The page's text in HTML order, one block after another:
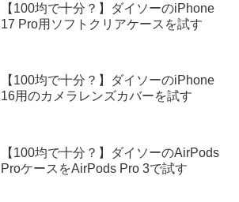
【100均で十分？】ダイソーのiPhone
17 Pro用ソフトクリアケースを試す
【100均で十分？】ダイソーのiPhone
16用のカメラレンズカバーを試す
【100均で十分？】ダイソーのAirPods
ProケースをAirPods Pro 3で試す